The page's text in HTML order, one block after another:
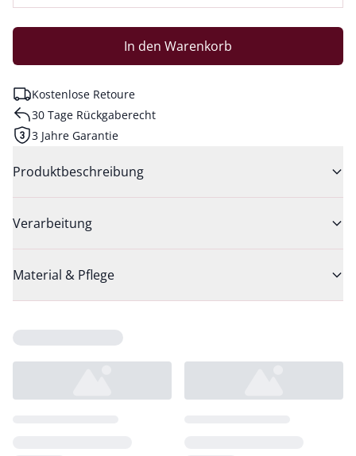
In den Warenkorb
Kostenlose Retoure
30 Tage Rückgaberecht
3 Jahre Garantie
Produktbeschreibung
Verarbeitung
Material & Pflege